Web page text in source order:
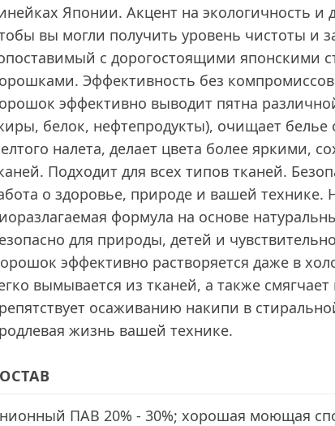
Японии. Акцент на экологичность и
вы могли получить уровень чистоты и
с дорогостоящими японскими
Эффективность без
эффективно выводит пятна
белок, нефтепродукты), очищает белье
налета, делает цвета более яркими,
Подходит для всех типов тканей.
о здоровье, природе и вашей технике.
формула на основе
для природы, детей и
эффективно растворяется даже в
вымывается из тканей, а также смягчает
осаживанию накипи в
жизнь вашей технике.
ПАВ 20% - 30%; хорошая моющая